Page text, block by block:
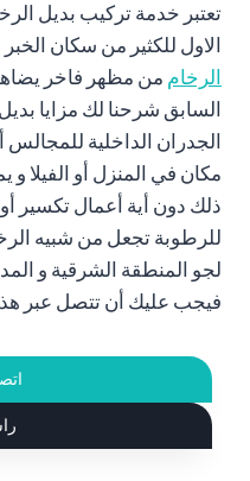
تعتبر خدمة تركيب بديل
الاول للكثير من سكان
الرخام من مظهر فاخر
السابق شرحنا لك مزايا
الجدران الداخلية للمجالس
مكان في المنزل أو الفيلا
ذلك دون أية أعمال تكسير
للرطوبة تجعل من شبيه
لجو المنطقة الشرقية و
فيجب عليك أن تتصل عبر